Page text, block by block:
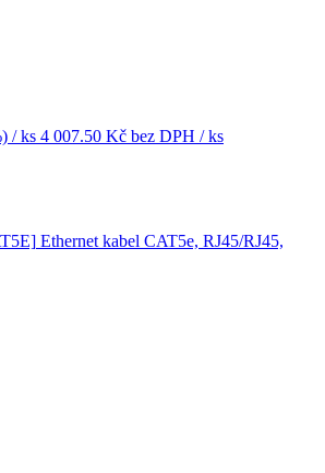
/ ks 4 007.50 Kč bez DPH / ks
Ethernet kabel CAT5e, RJ45/RJ45,